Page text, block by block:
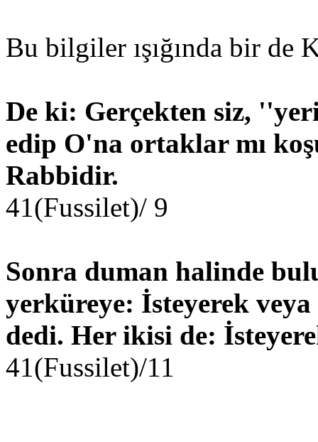
Bu bilgiler ışığında bir de
De ki: Gerçekten siz,
edip O'na ortaklar mı
Rabbidir.
41(Fussilet)/ 9
Sonra duman halinde
yerküreye: İsteyerek
dedi. Her ikisi de: